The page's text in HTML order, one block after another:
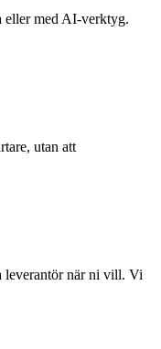
eller med AI-verktyg.
utan att
leverantör när ni vill. Vi